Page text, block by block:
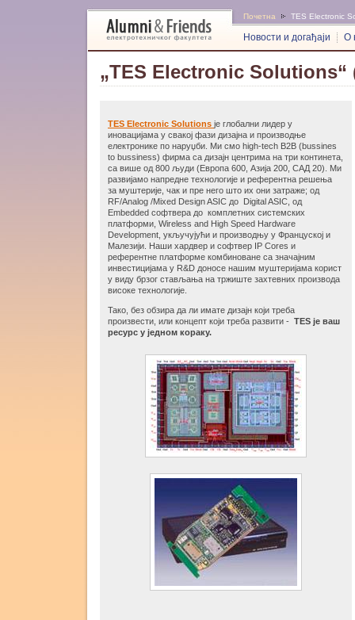
Почетна TES Electronic
Новости и догађаји О
„TES Electronic Solutions“
TES Electronic Solutions је глобални лидер у
иновацијама у свакој фази дизајна и производње
електронике по наруџби. Ми смо high-tech B2B (bussines
to bussiness) фирма са дизајн центрима на три континета,
са више од 800 људи (Европа 600, Азија 200, САД 20). Ми
развијамо напредне технологије и референтна решења
за муштерије, чак и пре него што их они затраже; од
RF/Analog /Mixed Design ASIC до Digital ASIC, од
Еmbedded софтвера до комплетних системских
платформи, Wireless and High Speed Hardware
Development, укључујући и производњу у Француској и
Малезији. Наши хардвер и софтвер IP Cores и
референтне платформе комбиноване са значајним
инвестицијама у R&D доносе нашим муштеријама корист
у виду брзог стављања на тржиште захтевних производа
високе технологије.
Тако, без обзира да ли имате дизајн који треба
произвести, или концепт који треба развити - TES је ваш
ресурс у једном кораку.